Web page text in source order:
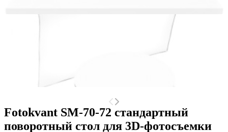
Fotokvant SM-70-72 стандартный
поворотный стол для 3D-фотосъемки